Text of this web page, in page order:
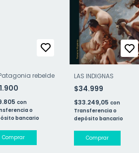
rebelde
con
o
bancario
LAS INDIGNAS
$34.999
$33.249,05 con
Transferencia o
depósito bancario